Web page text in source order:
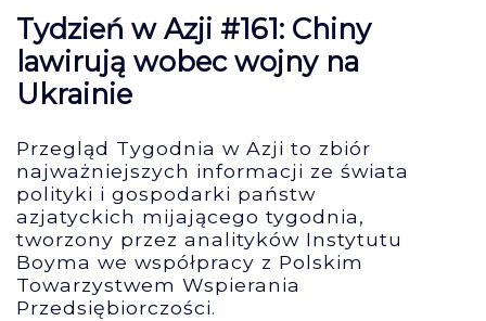
Tydzień w Azji #161: Chiny
lawirują wobec wojny na
Ukrainie
Przegląd Tygodnia w Azji to zbiór
najważniejszych informacji ze świata
polityki i gospodarki państw
azjatyckich mijającego tygodnia,
tworzony przez analityków Instytutu
Boyma we współpracy z Polskim
Towarzystwem Wspierania
Przedsiębiorczości.